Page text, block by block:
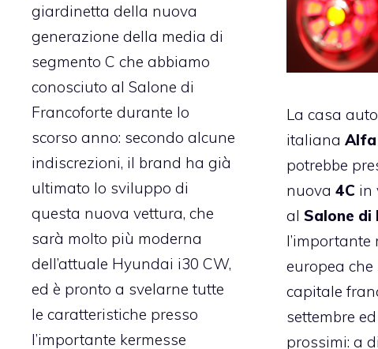
giardinetta della nuova
generazione della media di
segmento C che abbiamo
conosciuto al Salone di
Francoforte durante lo
scorso anno: secondo alcune
indiscrezioni, il brand ha già
ultimato lo sviluppo di
questa nuova vettura, che
sarà molto più moderna
dell’attuale Hyundai i30 CW,
ed è pronto a svelarne tutte
le caratteristiche presso
l’importante kermesse
La casa
italiana Alfa
potrebbe
nuova 4C in
al Salone di
europea
capitale
settembre
prossimi: a